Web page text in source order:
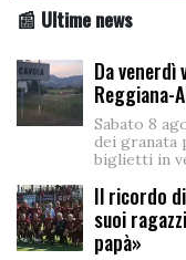
📰 Ultime news
Da venerdì
Reggiana-
Sabato 8
dei granata
biglietti in
Il ricordo
suoi
papà»